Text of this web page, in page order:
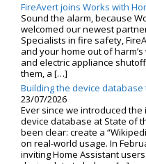
FireAvert joins Works with
Sound the alarm, because
welcomed our newest
Specialists in fire safety,
and your home out of
and electric appliance
them, a […]
Building the device
23/07/2026
Ever since we introduced
device database at State of
been clear: create a
on real-world usage. In
inviting Home Assistant